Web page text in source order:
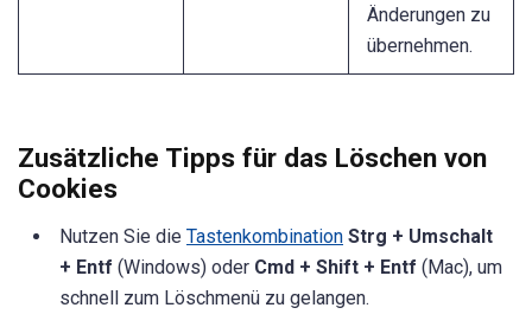
Änderungen zu
übernehmen.
Zusätzliche Tipps für das Löschen von
Cookies
Nutzen Sie die Tastenkombination Strg + Umschalt
+ Entf (Windows) oder Cmd + Shift + Entf (Mac), um
schnell zum Löschmenü zu gelangen.